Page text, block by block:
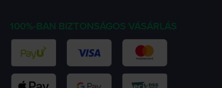
100%-BAN BIZTONSÁGOS VÁSÁRLÁS